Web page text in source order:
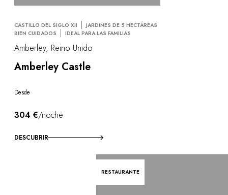
CASTILLO DEL SIGLO XII
JARDINES DE 5 HECTÁREAS
BIEN CUIDADOS
IDEAL PARA LAS FAMILIAS
Amberley, Reino Unido
Amberley Castle
Desde
304 €/noche
DESCUBRIR
RESTAURANTE